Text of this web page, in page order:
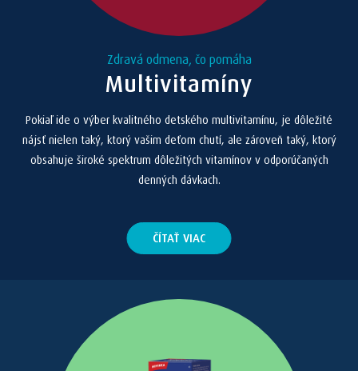
Zdravá odmena, čo pomáha
Multivitamíny
Pokiaľ ide o výber kvalitného detského multivitamínu, je dôležité
nájsť nielen taký, ktorý vašim deťom chutí, ale zároveň taký, ktorý
obsahuje široké spektrum dôležitých vitamínov v odporúčaných
denných dávkach.
ČÍTAŤ VIAC